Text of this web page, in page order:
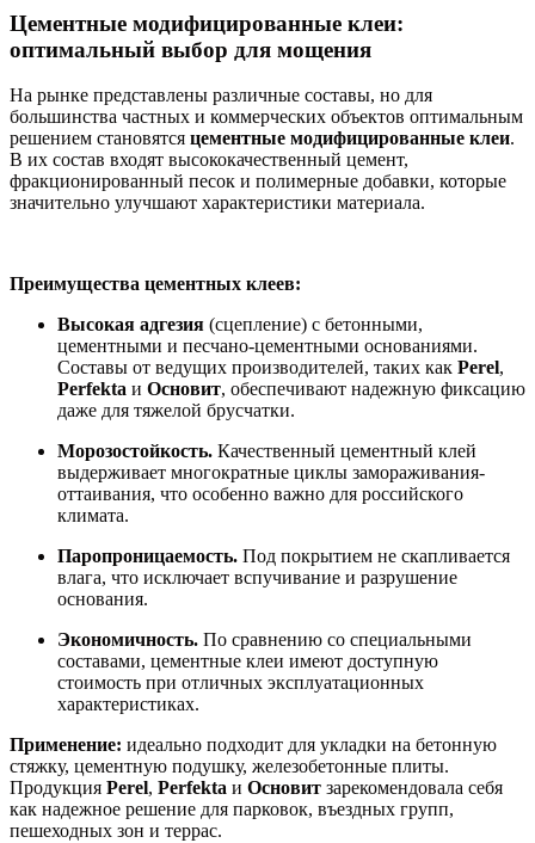
Цементные модифицированные клеи:
оптимальный выбор для мощения
На рынке представлены различные составы, но для
большинства частных и коммерческих объектов оптимальным
решением становятся цементные модифицированные клеи.
В их состав входят высококачественный цемент,
фракционированный песок и полимерные добавки, которые
значительно улучшают характеристики материала.
Преимущества цементных клеев:
Высокая адгезия (сцепление) с бетонными,
цементными и песчано-цементными основаниями.
Составы от ведущих производителей, таких как Perel,
Perfekta и Основит, обеспечивают надежную фиксацию
даже для тяжелой брусчатки.
Морозостойкость. Качественный цементный клей
выдерживает многократные циклы замораживания-
оттаивания, что особенно важно для российского
климата.
Паропроницаемость. Под покрытием не скапливается
влага, что исключает вспучивание и разрушение
основания.
Экономичность. По сравнению со специальными
составами, цементные клеи имеют доступную
стоимость при отличных эксплуатационных
характеристиках.
Применение: идеально подходит для укладки на бетонную
стяжку, цементную подушку, железобетонные плиты.
Продукция Perel, Perfekta и Основит зарекомендовала себя
как надежное решение для парковок, въездных групп,
пешеходных зон и террас.